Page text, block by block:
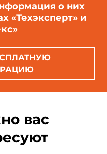
зданий и
их возведения
о них
«Техэксперт» и
вас